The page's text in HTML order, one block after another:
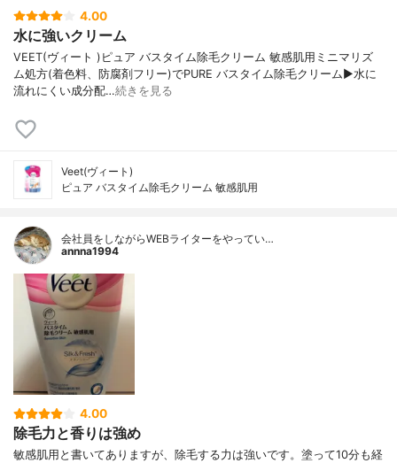
4.00
水に強いクリーム
VEET(ヴィート )ピュア バスタイム除毛クリーム 敏感肌用ミニマリズ
ム処方(着色料、防腐剤フリー)でPURE バスタイム除毛クリーム▶︎水に
流れにくい成分配…続きを見る
Veet(ヴィート)
ピュア バスタイム除毛クリーム 敏感肌用
会社員をしながらWEBライターをやってい…
annna1994
4.00
除毛力と香りは強め
敏感肌用と書いてありますが、除毛する力は強いです。塗って10分も経